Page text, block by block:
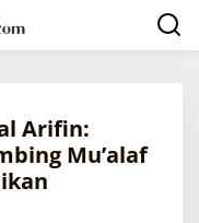
Arifin:
Mu’alaf